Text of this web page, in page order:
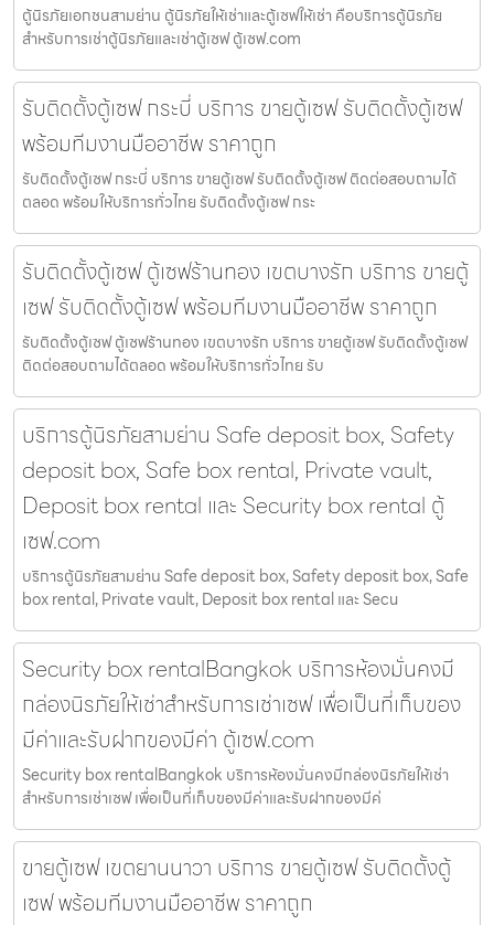
ตู้นิรภัยเอกชนสามย่าน ตู้นิรภัยให้เช่าและตู้เซฟให้เช่า คือบริการตู้นิรภัย
สำหรับการเช่าตู้นิรภัยและเช่าตู้เซฟ ตู้เซฟ.com
รับติดตั้งตู้เซฟ กระบี่ บริการ ขายตู้เซฟ รับติดตั้งตู้เซฟ
พร้อมทีมงานมืออาชีพ ราคาถูก
รับติดตั้งตู้เซฟ กระบี่ บริการ ขายตู้เซฟ รับติดตั้งตู้เซฟ ติดต่อสอบถามได้
ตลอด พร้อมให้บริการทั่วไทย รับติดตั้งตู้เซฟ กระ
รับติดตั้งตู้เซฟ ตู้เซฟร้านทอง เขตบางรัก บริการ ขายตู้
เซฟ รับติดตั้งตู้เซฟ พร้อมทีมงานมืออาชีพ ราคาถูก
รับติดตั้งตู้เซฟ ตู้เซฟร้านทอง เขตบางรัก บริการ ขายตู้เซฟ รับติดตั้งตู้เซฟ
ติดต่อสอบถามได้ตลอด พร้อมให้บริการทั่วไทย รับ
บริการตู้นิรภัยสามย่าน Safe deposit box, Safety
deposit box, Safe box rental, Private vault,
Deposit box rental และ Security box rental ตู้
เซฟ.com
บริการตู้นิรภัยสามย่าน Safe deposit box, Safety deposit box, Safe
box rental, Private vault, Deposit box rental และ Secu
Security box rentalBangkok บริการห้องมั่นคงมี
กล่องนิรภัยให้เช่าสำหรับการเช่าเซฟ เพื่อเป็นที่เก็บของ
มีค่าและรับฝากของมีค่า ตู้เซฟ.com
Security box rentalBangkok บริการห้องมั่นคงมีกล่องนิรภัยให้เช่า
สำหรับการเช่าเซฟ เพื่อเป็นที่เก็บของมีค่าและรับฝากของมีค่
ขายตู้เซฟ เขตยานนาวา บริการ ขายตู้เซฟ รับติดตั้งตู้
เซฟ พร้อมทีมงานมืออาชีพ ราคาถูก